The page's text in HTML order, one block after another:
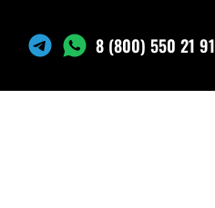
8 (800) 550 21 91